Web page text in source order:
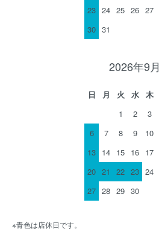
23 24 25 26 27
30 31
2026年9月
日 月 火 水 木
1
2 3
6
7 8 9 10
13 14 15 16 17
20 21 22 23 24
27 28 29 30
※青色は店休日です。